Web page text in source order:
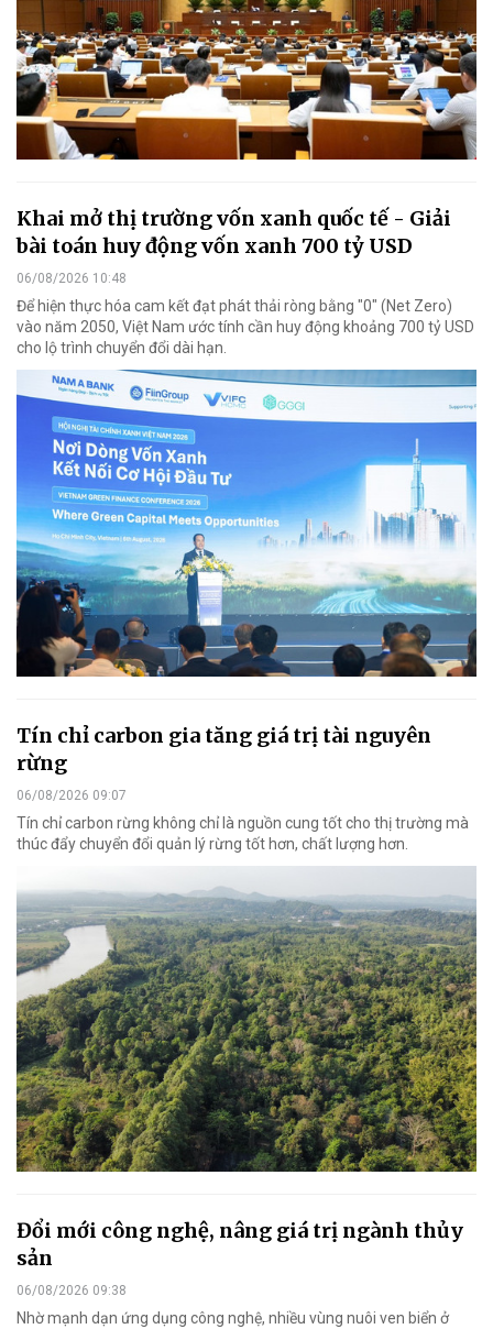
Khai mở thị trường vốn xanh quốc tế - Giải
bài toán huy động vốn xanh 700 tỷ USD
06/08/2026 10:48
Để hiện thực hóa cam kết đạt phát thải ròng bằng "0" (Net Zero)
vào năm 2050, Việt Nam ước tính cần huy động khoảng 700 tỷ USD
cho lộ trình chuyển đổi dài hạn.
Tín chỉ carbon gia tăng giá trị tài nguyên
rừng
06/08/2026 09:07
Tín chỉ carbon rừng không chỉ là nguồn cung tốt cho thị trường mà
thúc đẩy chuyển đổi quản lý rừng tốt hơn, chất lượng hơn.
Đổi mới công nghệ, nâng giá trị ngành thủy
sản
06/08/2026 09:38
Nhờ mạnh dạn ứng dụng công nghệ, nhiều vùng nuôi ven biển ở